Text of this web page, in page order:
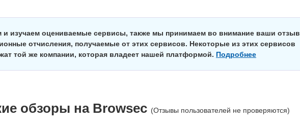
и изучаем оцениваемые сервисы, также мы принимаем во внимание ваши
отчисления, получаемые от этих сервисов. Некоторые из этих сервисов
той же компании, которая владеет нашей платформой. Подробнее
обзоры на Browsec (Отзывы пользователей не проверяются)